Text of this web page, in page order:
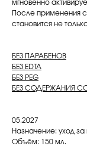
мгновенно
После применения
становится не
БЕЗ ПАРАБЕНОВ
БЕЗ EDTA
БЕЗ PEG
БЕЗ СОДЕРЖАНИЯ
05.2027
Назначение: уход
Объём: 150 мл.